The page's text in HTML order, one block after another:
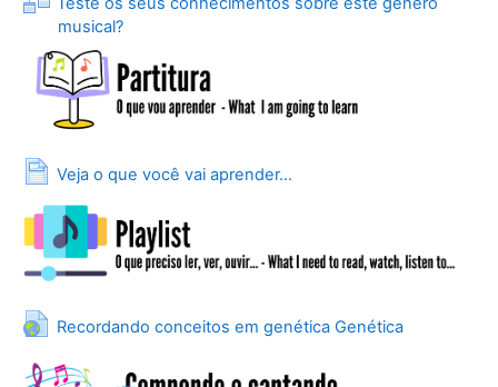
musical?
Lesson
Veja o que você vai aprender...
Page
Recordando conceitos em genética Genética
URL